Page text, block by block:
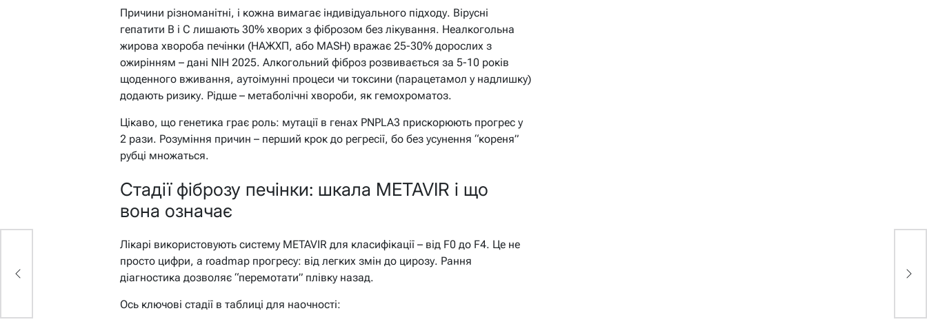
Причини різноманітні, і кожна вимагає індивідуального підходу. Вірусні
гепатити B і C лишають 30% хворих з фіброзом без лікування. Неалкогольна
жирова хвороба печінки (НАЖХП, або MASH) вражає 25-30% дорослих з
ожирінням – дані NIH 2025. Алкогольний фіброз розвивається за 5-10 років
щоденного вживання, аутоімунні процеси чи токсини (парацетамол у надлишку)
додають ризику. Рідше – метаболічні хвороби, як гемохроматоз.
Цікаво, що генетика грає роль: мутації в генах PNPLA3 прискорюють прогрес у
2 рази. Розуміння причин – перший крок до регресії, бо без усунення “кореня”
рубці множаться.
Стадії фіброзу печінки: шкала METAVIR і що
вона означає
Лікарі використовують систему METAVIR для класифікації – від F0 до F4. Це не
просто цифри, а roadmap прогресу: від легких змін до цирозу. Рання
діагностика дозволяє “перемотати” плівку назад.
Ось ключові стадії в таблиці для наочності: